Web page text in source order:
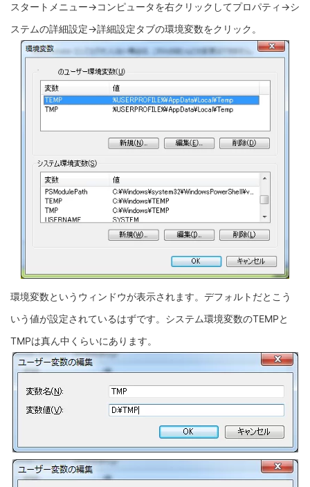
スタートメニュー→コンピュータを右クリックしてプロパティ→シ
ステムの詳細設定→詳細設定タブの環境変数をクリック。
環境変数というウィンドウが表示されます。デフォルトだとこう
いう値が設定されているはずです。システム環境変数のTEMPと
TMPは真ん中くらいにあります。